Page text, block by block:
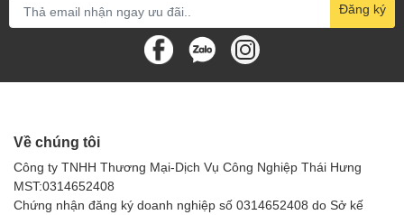
Đăng ký
Về chúng tôi
Công ty TNHH Thương Mại-Dịch Vụ Công Nghiệp Thái Hưng
MST:0314652408
Chứng nhận đăng ký doanh nghiệp số 0314652408 do Sở kế